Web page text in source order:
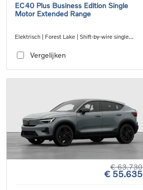
EC40 Plus Business Edition Single
Motor Extended Range
Elektrisch | Forest Lake | Shift-by-wire single
Vergelijken
€ 63.730
€ 55.635